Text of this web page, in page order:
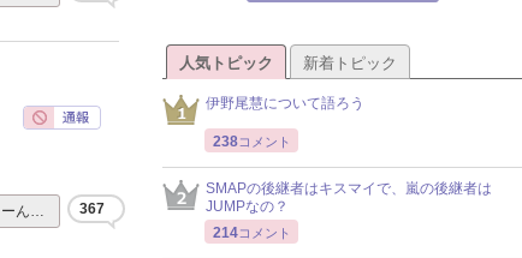
ーん… 367
人気トピック 新着トピック
伊野尾慧について語ろう
238コメント
SMAPの後継者はキスマイで、嵐の後継者は
JUMPなの？
214コメント